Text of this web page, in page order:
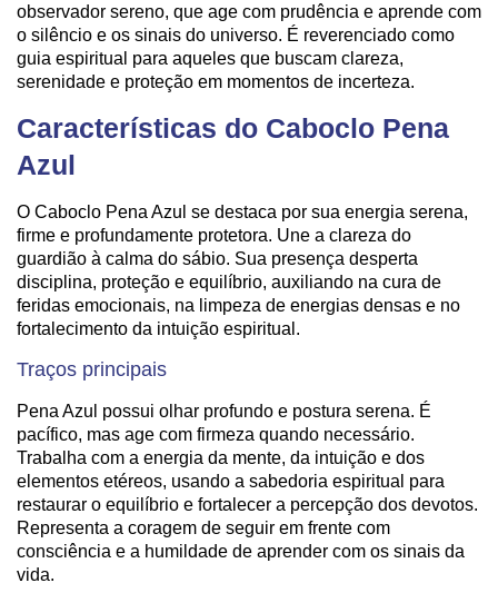
observador sereno, que age com prudência e aprende com
o silêncio e os sinais do universo. É reverenciado como
guia espiritual para aqueles que buscam clareza,
serenidade e proteção em momentos de incerteza.
Características do Caboclo Pena
Azul
O Caboclo Pena Azul se destaca por sua energia serena,
firme e profundamente protetora. Une a clareza do
guardião à calma do sábio. Sua presença desperta
disciplina, proteção e equilíbrio, auxiliando na cura de
feridas emocionais, na limpeza de energias densas e no
fortalecimento da intuição espiritual.
Traços principais
Pena Azul possui olhar profundo e postura serena. É
pacífico, mas age com firmeza quando necessário.
Trabalha com a energia da mente, da intuição e dos
elementos etéreos, usando a sabedoria espiritual para
restaurar o equilíbrio e fortalecer a percepção dos devotos.
Representa a coragem de seguir em frente com
consciência e a humildade de aprender com os sinais da
vida.